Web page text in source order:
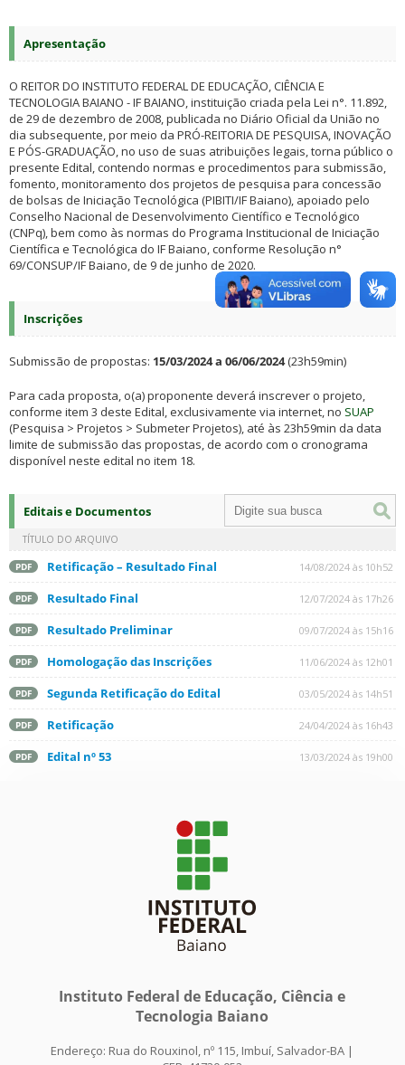
Apresentação
O REITOR DO INSTITUTO FEDERAL DE EDUCAÇÃO, CIÊNCIA E
TECNOLOGIA BAIANO - IF BAIANO, instituição criada pela Lei n°. 11.892,
de 29 de dezembro de 2008, publicada no Diário Oficial da União no
dia subsequente, por meio da PRÓ-REITORIA DE PESQUISA, INOVAÇÃO
E PÓS-GRADUAÇÃO, no uso de suas atribuições legais, torna público o
presente Edital, contendo normas e procedimentos para submissão,
fomento, monitoramento dos projetos de pesquisa para concessão
de bolsas de Iniciação Tecnológica (PIBITI/IF Baiano), apoiado pelo
Conselho Nacional de Desenvolvimento Científico e Tecnológico
(CNPq), bem como às normas do Programa Institucional de Iniciação
Científica e Tecnológica do IF Baiano, conforme Resolução n°
69/CONSUP/IF Baiano, de 9 de junho de 2020.
Inscrições
Submissão de propostas: 15/03/2024 a 06/06/2024(23h59min)
Para cada proposta, o(a) proponente deverá inscrever o projeto,
conforme item 3 deste Edital, exclusivamente via internet, no SUAP
(Pesquisa > Projetos > Submeter Projetos), até às 23h59min da data
limite de submissão das propostas, de acordo com o cronograma
disponível neste edital no item 18.
Editais e Documentos
TÍTULO DO ARQUIVO
PDF Retificação – Resultado Final 14/08/2024 às 10h52
PDF Resultado Final 12/07/2024 às 17h26
PDF Resultado Preliminar 09/07/2024 às 15h16
PDF Homologação das Inscrições 11/06/2024 às 12h01
PDF Segunda Retificação do Edital 03/05/2024 às 14h51
PDF Retificação 24/04/2024 às 16h43
PDF Edital nº 53 13/03/2024 às 19h00
Instituto Federal de Educação, Ciência e
Tecnologia Baiano
Endereço: Rua do Rouxinol, nº 115, Imbuí, Salvador-BA |